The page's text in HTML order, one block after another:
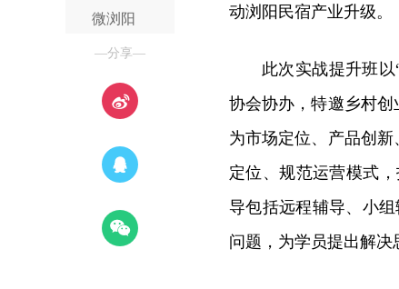
微浏阳
—分享—
动浏阳民宿产业升级。
此次实战提升班
协会协办，特邀乡村
为市场定位、产品创
定位、规范运营模式
导包括远程辅导、小
问题，为学员提出解决